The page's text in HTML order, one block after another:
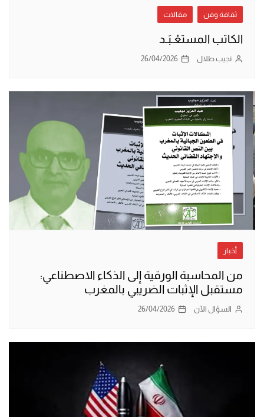
ثقافة وفن مقالات
الكاتب المستعْـبَـد
نجيب طلال 26/04/2026
أخبار
من المحاسبة الورقية إلى الذكاء الاصطناعي:
مستقبل الإثبات الضريبي بالمغرب
السؤال الآن 26/04/2026